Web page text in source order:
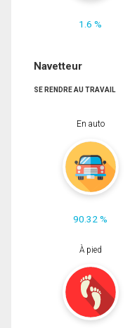
1.6 %
Navetteur
SE RENDRE AU TRAVAIL
En auto
90.32 %
À pied